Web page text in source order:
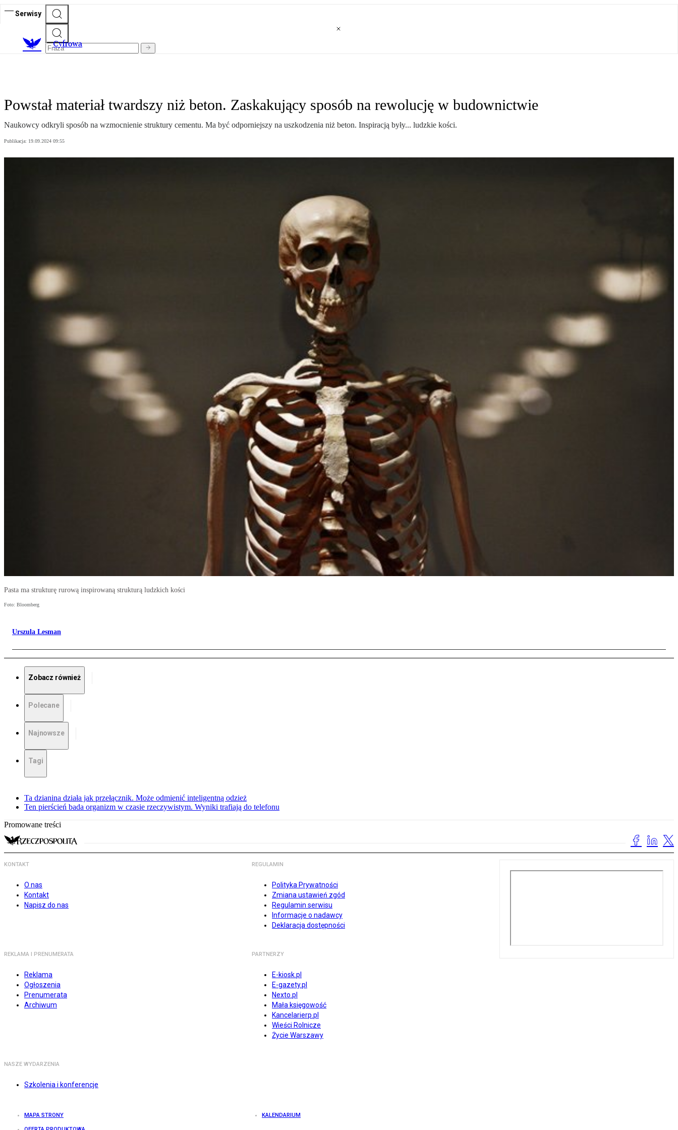
Serwisy
Cyfrowa
Powstał materiał twardszy niż beton. Zaskakujący sposób na rewolucję w budownictwie
Naukowcy odkryli sposób na wzmocnienie struktury cementu. Ma być odporniejszy na uszkodzenia niż beton. Inspiracją były... ludzkie kości.
Publikacja: 19.09.2024 09:55
Pasta ma strukturę rurową inspirowaną strukturą ludzkich kości
Foto: Bloomberg
Urszula Lesman
Zobacz również
Polecane
Najnowsze
Tagi
Ta dzianina działa jak przełącznik. Może odmienić inteligentną odzież
Ten pierścień bada organizm w czasie rzeczywistym. Wyniki trafiają do telefonu
Promowane treści
KONTAKT
O nas
Kontakt
Napisz do nas
REGULAMIN
Polityka Prywatności
Zmiana ustawień zgód
Regulamin serwisu
Informacje o nadawcy
Deklaracja dostępności
REKLAMA I PRENUMERATA
Reklama
Ogłoszenia
Prenumerata
Archiwum
PARTNERZY
E-kiosk.pl
E-gazety.pl
Nexto.pl
Mała księgowość
Kancelarierp.pl
Wieści Rolnicze
Życie Warszawy
NASZE WYDARZENIA
Szkolenia i konferencje
MAPA STRONY KALENDARIUM